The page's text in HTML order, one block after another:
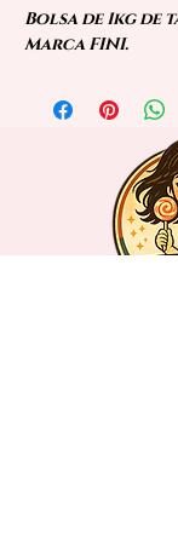
Bolsa de 1kg de
Marca FINI.